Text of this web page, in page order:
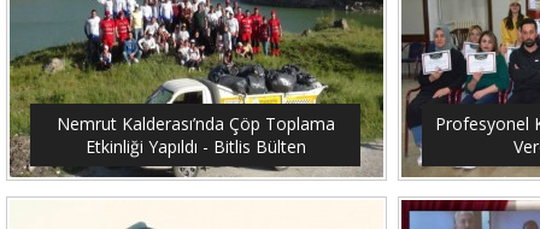
Nemrut Kalderası’nda Çöp Toplama
Etkinliği Yapıldı - Bitlis Bülten
Profesyonel